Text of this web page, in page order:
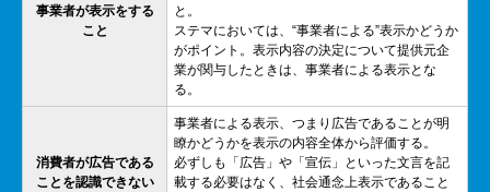
事業者が表示をする
こと
と。
ステマにおいては、“事業者による”表示かどうか
がポイント。表示内容の決定について提供元企
業が関与したときは、事業者による表示とな
る。
消費者が広告である
ことを認識できない
事業者による表示、つまり広告であることが明
瞭かどうかを表示の内容全体から評価する。
必ずしも「広告」や「宣伝」といった文言を記
載する必要はなく、社会通念上表示であること